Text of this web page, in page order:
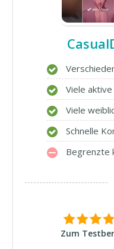
Viele
Viele
Schnelle
Begrenzte
Zum